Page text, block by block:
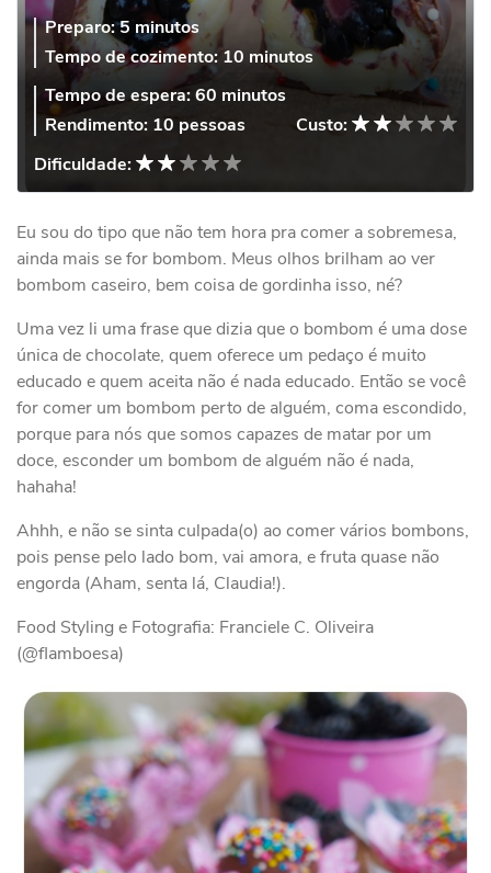
Preparo:5 minutos
Tempo de cozimento: 10 minutos
Tempo de espera:60 minutos
Rendimento: 10 pessoas
Custo:
Dificuldade:
Eu sou do tipo que não tem hora pra comer a sobremesa,
ainda mais se for bombom. Meus olhos brilham ao ver
bombom caseiro, bem coisa de gordinha isso, né?
Uma vez li uma frase que dizia que o bombom é uma dose
única de chocolate, quem oferece um pedaço é muito
educado e quem aceita não é nada educado. Então se você
for comer um bombom perto de alguém, coma escondido,
porque para nós que somos capazes de matar por um
doce, esconder um bombom de alguém não é nada,
hahaha!
Ahhh, e não se sinta culpada(o) ao comer vários bombons,
pois pense pelo lado bom, vai amora, e fruta quase não
engorda (Aham, senta lá, Claudia!).
Food Styling e Fotografia: Franciele C. Oliveira
(@flamboesa)